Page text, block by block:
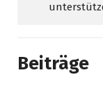
Beiträge